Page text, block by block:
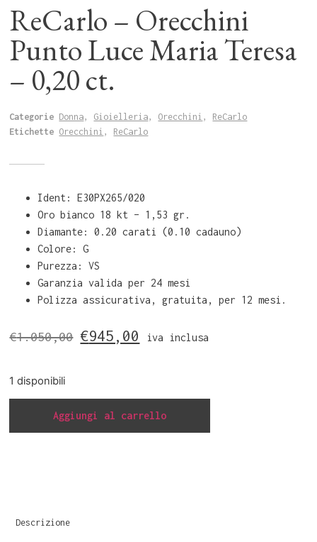
ReCarlo – Orecchini
Punto Luce Maria Teresa
– 0,20 ct.
Categorie Donna, Gioielleria, Orecchini , ReCarlo
Etichette Orecchini , ReCarlo
Ident: E30PX265/020
Oro bianco 18 kt – 1,53 gr.
Diamante: 0.20 carati (0.10 cadauno)
Colore: G
Purezza: VS
Garanzia valida per 24 mesi
Polizza assicurativa, gratuita, per 12 mesi.
€1.050,00 €945,00 iva inclusa
1 disponibili
Aggiungi al carrello
Descrizione